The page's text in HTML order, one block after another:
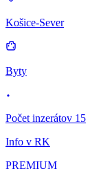
Košice-Sever
Byty
Počet inzerátov 15
Info v RK
PREMIUM